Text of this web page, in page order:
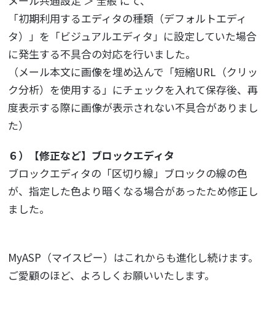
「初期利用するエディタの種類（デフォルトエディ
タ）」を「ビジュアルエディタ」に設定していた場合
に発生する不具合の対応を行いました。
（メール本文に画像を埋め込んで「短縮URL（クリッ
ク分析）を使用する」にチェックを入れて保存後、再
度表示する際に画像が表示されない不具合がありまし
た）
６）【修正など】ブロックエディタ
ブロックエディタの「区切り線」ブロックの線の色
が、指定した色より暗くなる場合があったため修正し
ました。
MyASP（マイスピー）はこれからも進化し続けます。
ご愛顧のほど、よろしくお願いいたします。